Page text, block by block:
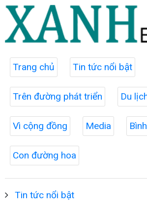
Trang chủ Tin tức nổi bật
Trên đường phát triển Du
Vì cộng đồng Media
Con đường hoa
Tin tức nổi bật